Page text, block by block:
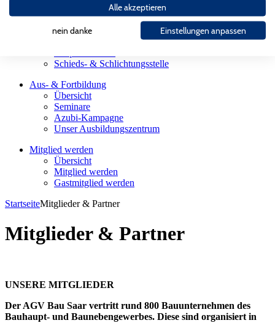
Firmensuche
Sachverständige
Schieds- & Schlichtungsstelle
Aus- & Fortbildung
Übersicht
Seminare
Azubi-Kampagne
Unser Ausbildungszentrum
Mitglied werden
Übersicht
Mitglied werden
Gastmitglied werden
StartseiteMitglieder & Partner
Mitglieder & Partner
UNSERE MITGLIEDER
Der AGV Bau Saar vertritt rund 800 Bauunternehmen des
Bauhaupt- und Baunebengewerbes. Diese sind organisiert in
Alle akzeptieren
nein danke Einstellungen anpassen